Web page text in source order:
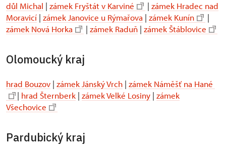
důl Michal | zámek Fryštát v Karviné | zámek Hradec nad
Moravicí | zámek Janovice u Rýmařova | zámek Kunín
|
zámek Nová Horka
| zámek Raduň | zámek Štáblovice
Olomoucký kraj
hrad Bouzov | zámek Jánský Vrch | zámek Náměšť na Hané
| hrad Šternberk | zámek Velké Losiny | zámek
Všechovice
Pardubický kraj